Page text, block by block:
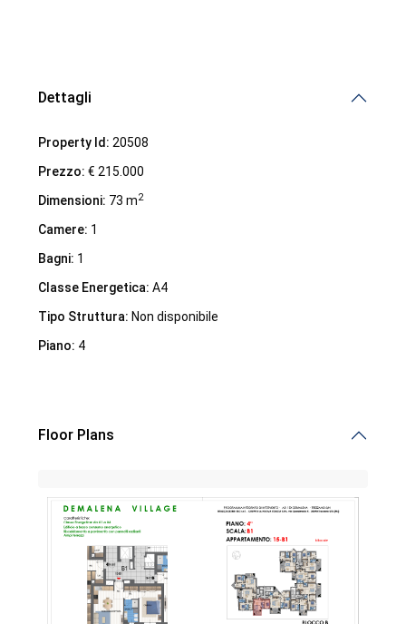
Dettagli
Property Id: 20508
Prezzo: € 215.000
Dimensioni: 73 m2
Camere: 1
Bagni: 1
Classe Energetica: A4
Tipo Struttura: Non disponibile
Piano: 4
Floor Plans
0243115458
info@ihomeitalia.it
Tipologie